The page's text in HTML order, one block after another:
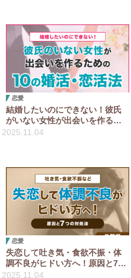
恋愛
結婚したいのにできない！彼氏
がいない女性が出会いを作るた
めの10の婚活・恋活法
2025.11.04
恋愛
失恋して吐き気・食欲不振・体
調不良がヒドい方へ！原因と7つ
の対処法【体験談】
2025.11.04